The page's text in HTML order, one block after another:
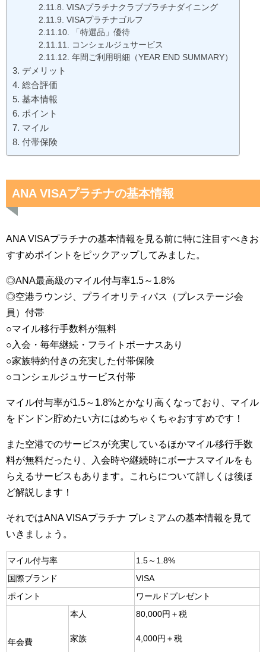
VISAプラチナクラブプラチナダイニング
VISAプラチナゴルフ
「特選品」優待
コンシェルジュサービス
年間ご利用明細（YEAR END SUMMARY）
デメリット
総合評価
基本情報
ポイント
マイル
付帯保険
ANA VISAプラチナの基本情報
ANA VISAプラチナの基本情報を見る前に特に注目すべきお
すすめポイントをピックアップしてみました。
◎ANA最高級のマイル付与率1.5～1.8%
◎空港ラウンジ、プライオリティパス（プレステージ会
員）付帯
○マイル移行手数料が無料
○入会・毎年継続・フライトボーナスあり
○家族特約付きの充実した付帯保険
○コンシェルジュサービス付帯
マイル付与率が1.5～1.8%とかなり高くなっており、マイル
をドンドン貯めたい方にはめちゃくちゃおすすめです！
また空港でのサービスが充実しているほかマイル移行手数
料が無料だったり、入会時や継続時にボーナスマイルをも
らえるサービスもあります。これらについて詳しくは後ほ
ど解説します！
それではANA VISAプラチナ プレミアムの基本情報を見て
いきましょう。
マイル付与率
1.5～1.8%
国際ブランド
VISA
ポイント
ワールドプレゼント
年会費
本人
家族
80,000円＋税
4,000円＋税